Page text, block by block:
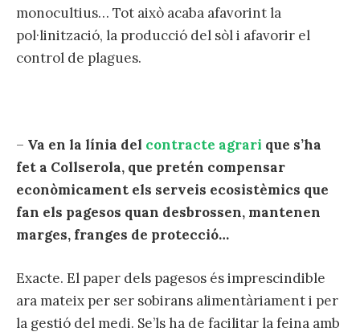
monocultius… Tot això acaba afavorint la
pol·linització, la producció del sòl i afavorir el
control de plagues.
– Va en la línia del contracte agrari que s’ha
fet a Collserola, que pretén compensar
econòmicament els serveis ecosistèmics que
fan els pagesos quan desbrossen, mantenen
marges, franges de protecció…
Exacte. El paper dels pagesos és imprescindible
ara mateix per ser sobirans alimentàriament i per
la gestió del medi. Se’ls ha de facilitar la feina amb